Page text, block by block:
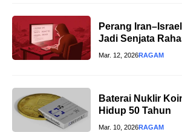
Perang
Jadi Senjata
Mar. 12, 2026RAGAM
Baterai Nuklir
Hidup 50 Tahun
Mar. 10, 2026RAGAM